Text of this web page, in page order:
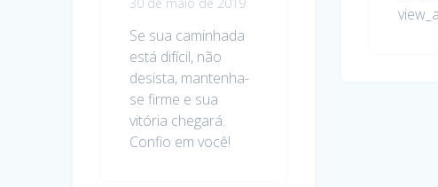
Se sua caminhada
está difícil, não
desista, mantenha-
se firme e sua
vitória chegará.
Confio em você!